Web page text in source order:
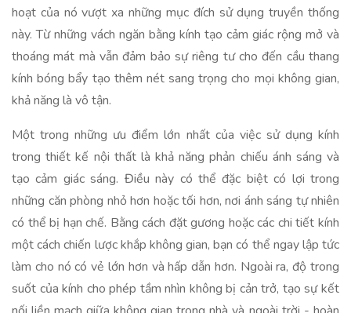
hoạt của nó vượt xa những mục đích sử dụng truyền thống
này. Từ những vách ngăn bằng kính tạo cảm giác rộng mở và
thoáng mát mà vẫn đảm bảo sự riêng tư cho đến cầu thang
kính bóng bẩy tạo thêm nét sang trọng cho mọi không gian,
khả năng là vô tận.
Một trong những ưu điểm lớn nhất của việc sử dụng kính
trong thiết kế nội thất là khả năng phản chiếu ánh sáng và
tạo cảm giác sáng. Điều này có thể đặc biệt có lợi trong
những căn phòng nhỏ hơn hoặc tối hơn, nơi ánh sáng tự nhiên
có thể bị hạn chế. Bằng cách đặt gương hoặc các chi tiết kính
một cách chiến lược khắp không gian, bạn có thể ngay lập tức
làm cho nó có vẻ lớn hơn và hấp dẫn hơn. Ngoài ra, độ trong
suốt của kính cho phép tầm nhìn không bị cản trở, tạo sự kết